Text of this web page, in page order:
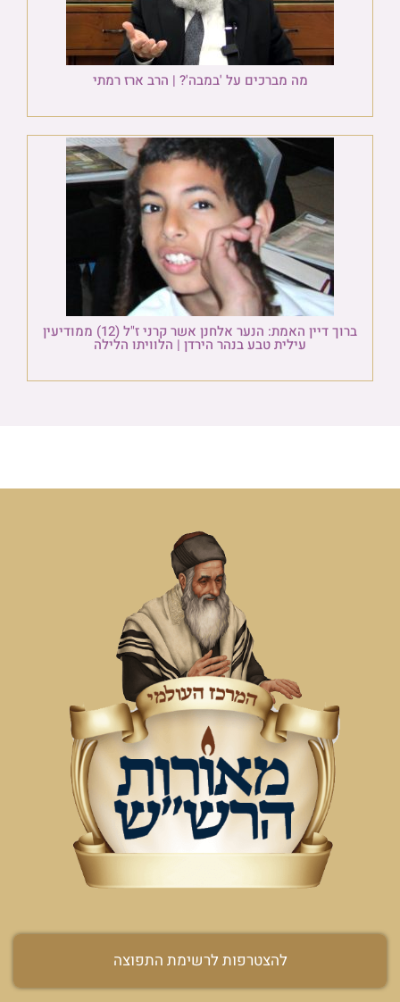
מה מברכים על 'במבה'? | הרב ארז רמתי
ברוך דיין האמת: הנער אלחנן אשר קרני ז"ל (12) ממודיעין
עילית טבע בנהר הירדן | הלוויתו הלילה
להצטרפות לרשימת התפוצה